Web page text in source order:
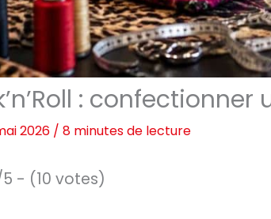
:
2026 / 8 minutes de lecture
- (10 votes)